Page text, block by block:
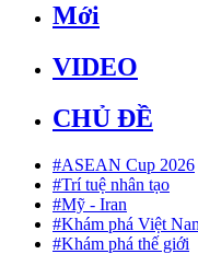
Mới
VIDEO
CHỦ ĐỀ
#ASEAN Cup 2026
#Trí tuệ nhân tạo
#Mỹ - Iran
#Khám phá Việt
#Khám phá thế giới